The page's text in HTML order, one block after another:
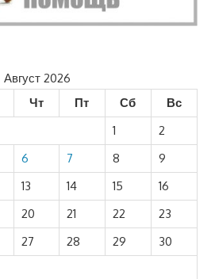
Август 2026
Чт Пт Сб
Вс
1
2
6 7 8
9
13 14 15
16
20 21 22
23
27 28 29
30